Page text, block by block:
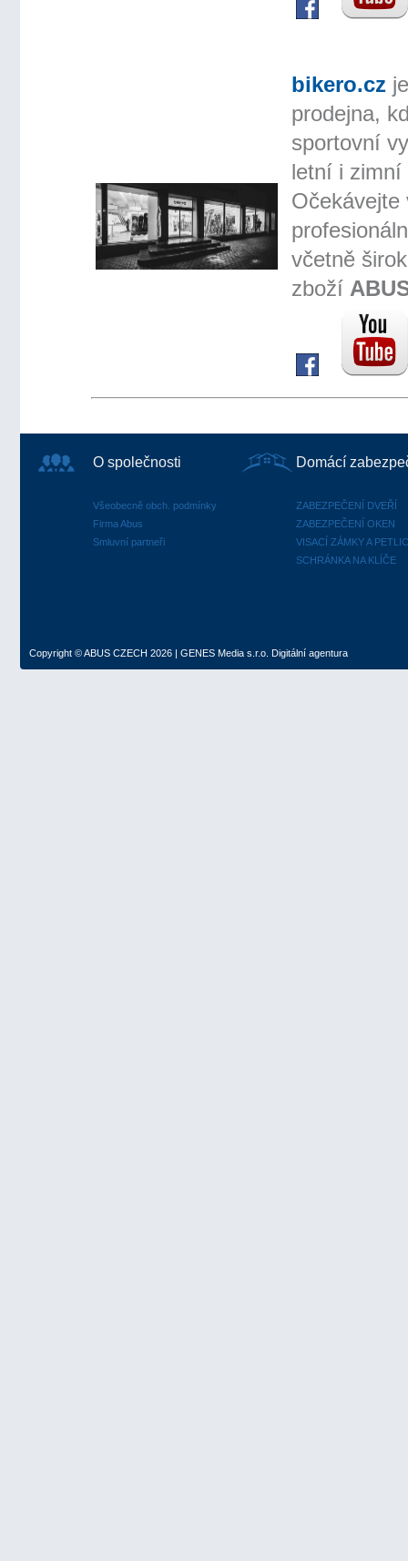
bikero.cz
prodejna,
sportovní
letní i zimní
včetně
zboží
O společnosti
Všeobecně obch. podmínky
Firma Abus
Smluvní partneři
Domácí
ZABEZPEČENÍ DVEŘÍ
ZABEZPEČENÍ OKEN
VISACÍ ZÁMKY A
SCHRÁNKA NA KLÍČE
Copyright ©ABUS CZECH 2026 | GENES Media s.r.o. Digitální agentura